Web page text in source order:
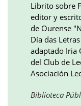
Librito sobre
editor y
de Ourense
Día das
adaptado Iria
del Club de
Asociación
Biblioteca